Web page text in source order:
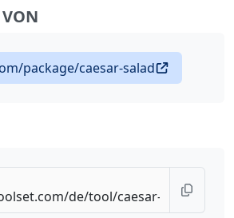
package/caesar-salad